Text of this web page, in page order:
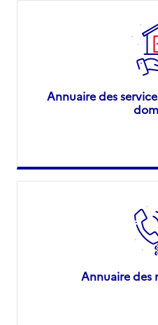
Annuaire des
Annuaire des